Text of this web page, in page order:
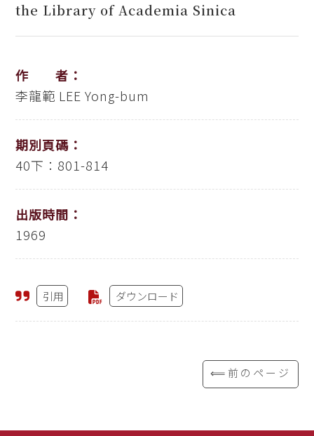
the Library of Academia Sinica
作 者：
李龍範 LEE Yong-bum
期別頁碼：
40下：801-814
出版時間：
1969
引用 ダウンロード
⟸前のページ